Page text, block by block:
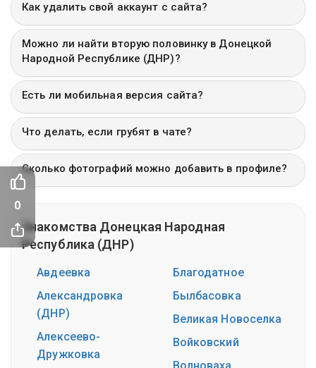
Как удалить свой аккаунт с сайта?
Можно ли найти вторую половинку в Донецкой
Народной Республике (ДНР)?
Есть ли мобильная версия сайта?
Что делать, если грубят в чате?
Сколько фотографий можно добавить в профиле?
Знакомства Донецкая Народная
Республика (ДНР)
Авдеевка
Александровка
(ДНР)
Алексеево-
Дружковка
Благодатное
Былбасовка
Великая Новоселка
Войковский
Волноваха
0